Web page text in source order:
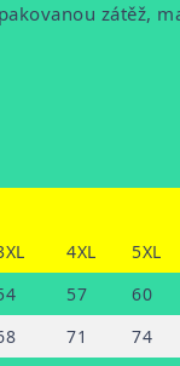
zátěž,
4XL
5XL
57
60
71
74